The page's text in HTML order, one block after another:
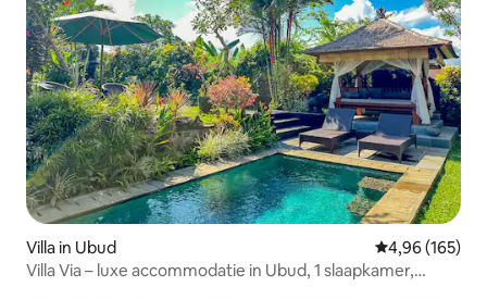
Villa in Ubud Gemiddelde
4,96 (165)
Villa Via – luxe accommodatie in Ubud, 1 slaapkamer,